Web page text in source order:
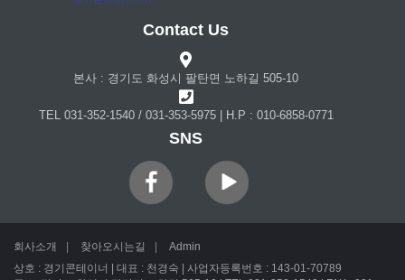
Contact Us
본사 : 경기도 화성시 팔탄면 노하길 505-10
TEL 031-352-1540 / 031-353-5975 | H.P : 010-6858-0771
SNS
회사소개 찾아오시는길
Admin
상호 : 경기콘테이너 | 대표 : 천경숙 | 사업자등록번호 : 143-01-70789